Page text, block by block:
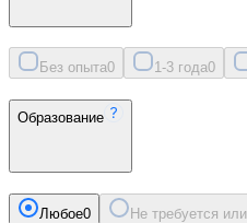
Без опыта0 1-3 года0
Образование
Любое0 Не требуется